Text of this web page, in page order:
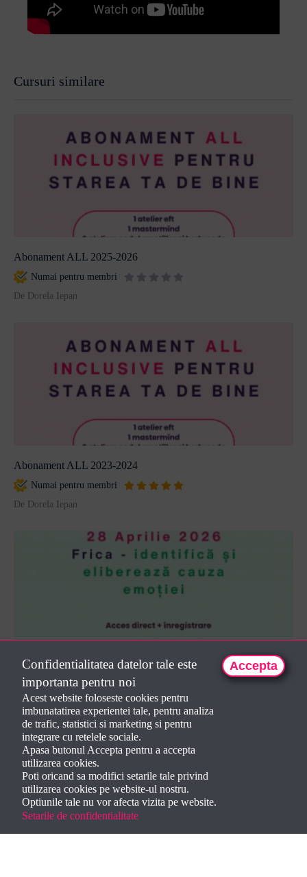
Cursuri similare
Abonament ALL 2025-2026
Numai pentru membri
De Dorela Iepan
Abonament ALL 2023-2024
Numai pentru membri
De Dorela Iepan
150 LEI
De Dorela Iepan
Creat deDorela Iepan
Confidentialitatea datelor tale este
importanta pentru noi
Acest website foloseste cookies pentru
imbunatatirea experientei tale, pentru analiza
de trafic, statistici si marketing si pentru
integrare cu retelele sociale.
Apasa butonul Accepta pentru a accepta
utilizarea cookies.
Poti oricand sa modifici setarile tale privind
utilizarea cookies pe website-ul nostru.
Optiunile tale nu vor afecta vizita pe website.
Setarile de confidentialitate
Accepta